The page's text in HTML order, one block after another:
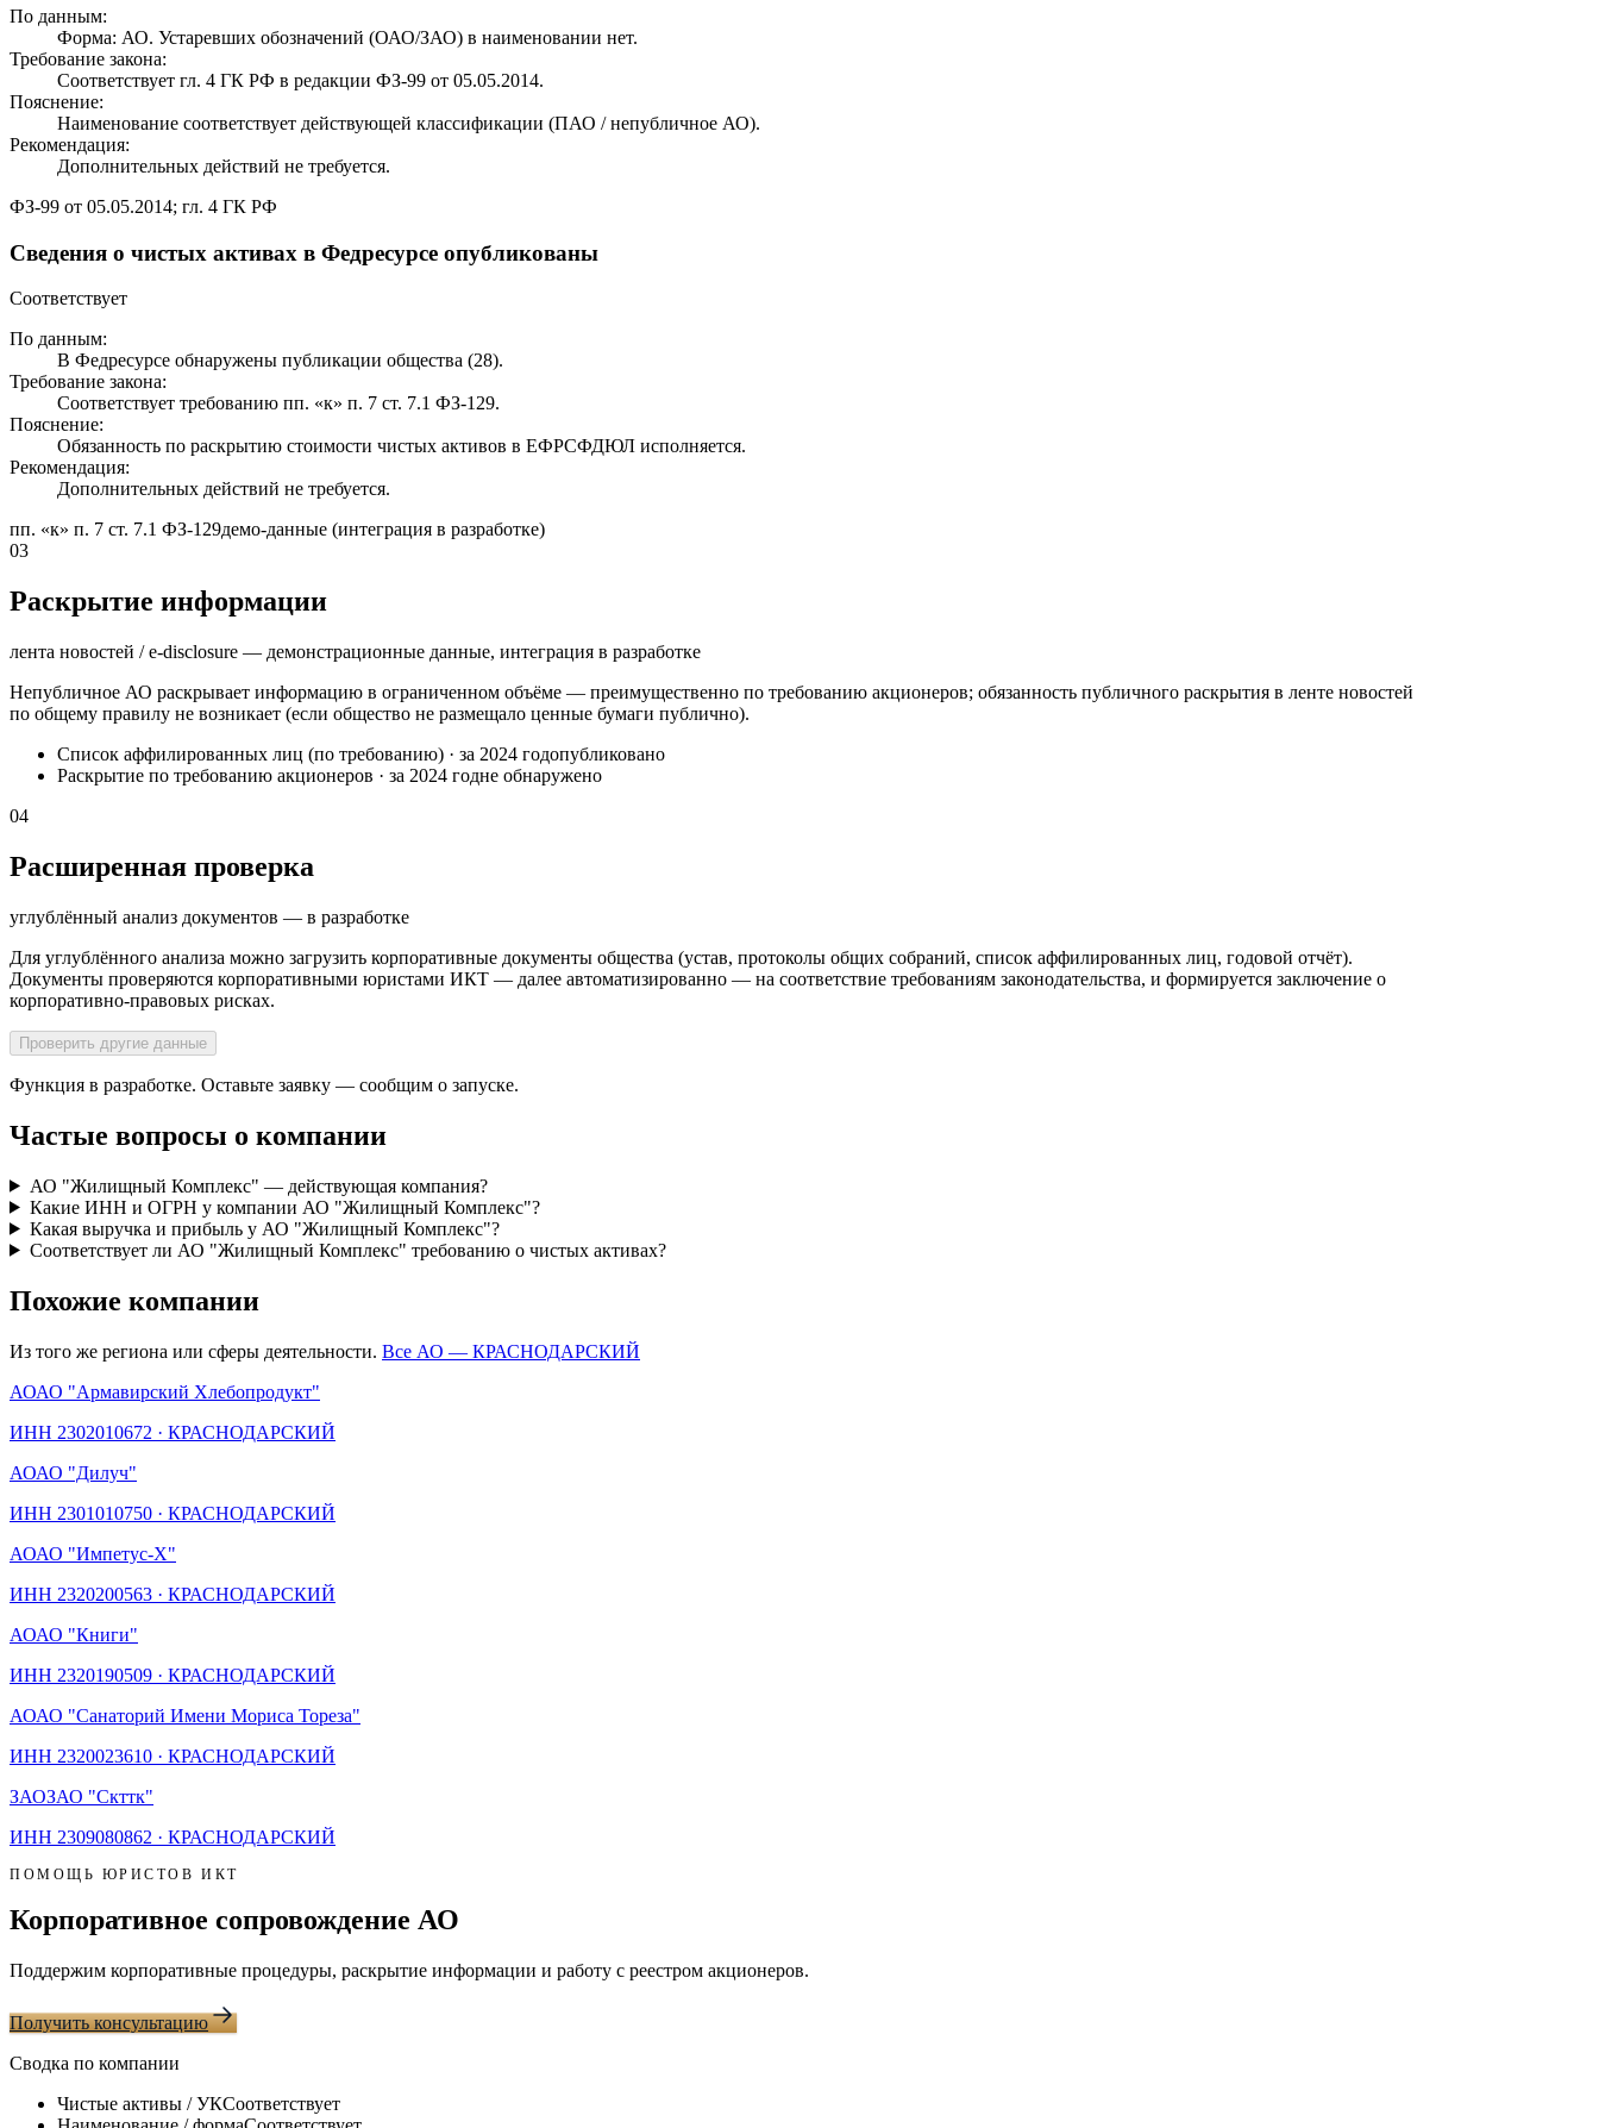
По данным:
Форма: АО. Устаревших обозначений (ОАО/ЗАО) в наименовании нет.
Требование закона:
Соответствует гл. 4 ГК РФ в редакции ФЗ-99 от 05.05.2014.
Пояснение:
Наименование соответствует действующей классификации (ПАО / непубличное АО).
Рекомендация:
Дополнительных действий не требуется.
ФЗ-99 от 05.05.2014; гл. 4 ГК РФ
Сведения о чистых активах в Федресурсе опубликованы
Соответствует
По данным:
В Федресурсе обнаружены публикации общества (28).
Требование закона:
Соответствует требованию пп. «к» п. 7 ст. 7.1 ФЗ-129.
Пояснение:
Обязанность по раскрытию стоимости чистых активов в ЕФРСФДЮЛ исполняется.
Рекомендация:
Дополнительных действий не требуется.
пп. «к» п. 7 ст. 7.1 ФЗ-129демо-данные (интеграция в разработке)
03
Раскрытие информации
лента новостей / e-disclosure — демонстрационные данные, интеграция в разработке
Непубличное АО раскрывает информацию в ограниченном объёме — преимущественно по требованию акционеров; обязанность публичного раскрытия в ленте новостей
по общему правилу не возникает (если общество не размещало ценные бумаги публично).
Список аффилированных лиц (по требованию) · за 2024 годопубликовано
Раскрытие по требованию акционеров · за 2024 годне обнаружено
04
Расширенная проверка
углублённый анализ документов — в разработке
Для углублённого анализа можно загрузить корпоративные документы общества (устав, протоколы общих собраний, список аффилированных лиц, годовой отчёт).
Документы проверяются корпоративными юристами ИКТ — далее автоматизированно — на соответствие требованиям законодательства, и формируется заключение о
корпоративно-правовых рисках.
Проверить другие данные
Функция в разработке. Оставьте заявку — сообщим о запуске.
Частые вопросы о компании
АО "Жилищный Комплекс" — действующая компания?
Какие ИНН и ОГРН у компании АО "Жилищный Комплекс"?
Какая выручка и прибыль у АО "Жилищный Комплекс"?
Соответствует ли АО "Жилищный Комплекс" требованию о чистых активах?
Похожие компании
Из того же региона или сферы деятельности. Все АО — КРАСНОДАРСКИЙ
АОАО "Армавирский Хлебопродукт"
ИНН 2302010672 · КРАСНОДАРСКИЙ
АОАО "Дилуч"
ИНН 2301010750 · КРАСНОДАРСКИЙ
АОАО "Импетус-Х"
ИНН 2320200563 · КРАСНОДАРСКИЙ
АОАО "Книги"
ИНН 2320190509 · КРАСНОДАРСКИЙ
АОАО "Санаторий Имени Мориса Тореза"
ИНН 2320023610 · КРАСНОДАРСКИЙ
ЗАОЗАО "Скттк"
ИНН 2309080862 · КРАСНОДАРСКИЙ
ПОМОЩЬ ЮРИСТОВ ИКТ
Корпоративное сопровождение АО
Поддержим корпоративные процедуры, раскрытие информации и работу с реестром акционеров.
Получить консультацию
Сводка по компании
Чистые активы / УКСоответствует